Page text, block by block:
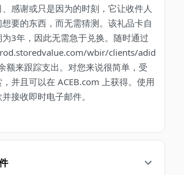
感谢或只是因为的时刻，它让收件人
要的东西，而无需猜测。该礼品卡自
3年，因此无需急于兑换。随时通过
wbir/clients/adidas?
额来跟踪支出。对您来说很简单，受
并且可以在 ACEB.com 上获得。使用
接收即时电子邮件。